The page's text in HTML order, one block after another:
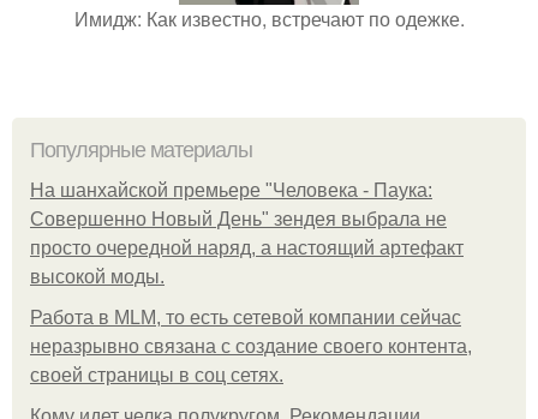
Имидж: Как известно, встречают по одежке.
Популярные материалы
На шанхайской премьере "Человека - Паука:
Совершенно Новый День" зендея выбрала не
просто очередной наряд, а настоящий артефакт
высокой моды.
Работа в MLM, то есть сетевой компании сейчас
неразрывно связана с создание своего контента,
своей страницы в соц сетях.